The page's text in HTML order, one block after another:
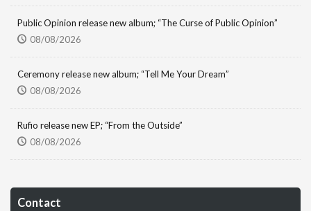
Public Opinion release new album; “The Curse of Public Opinion”
08/08/2026
Ceremony release new album; “Tell Me Your Dream”
08/08/2026
Rufio release new EP; “From the Outside”
08/08/2026
Contact